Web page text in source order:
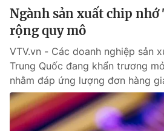
Ngành sản xuất chip nhớ
rộng quy mô
VTV.vn - Các doanh nghiệp sản
Trung Quốc đang khẩn trương
nhằm đáp ứng lượng đơn hàng